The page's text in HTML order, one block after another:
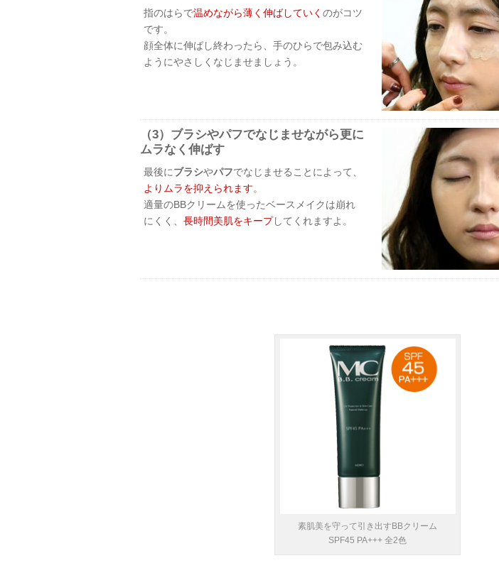
指のはらで温めながら薄く伸ばしていく のがコツ
です。
顔全体に伸ばし終わったら、手のひらで包み込む
ようにやさしくなじませましょう。
（3）ブラシやパフでなじませながら更に
ムラなく伸ばす
最後にブラシやパフでなじませることによって、
よりムラを抑えられます。
適量のBBクリームを使ったベースメイクは崩れ
にくく、 長時間美肌をキープしてくれますよ。
素肌美を守って引き出すBBクリーム
SPF45 PA+++ 全2色